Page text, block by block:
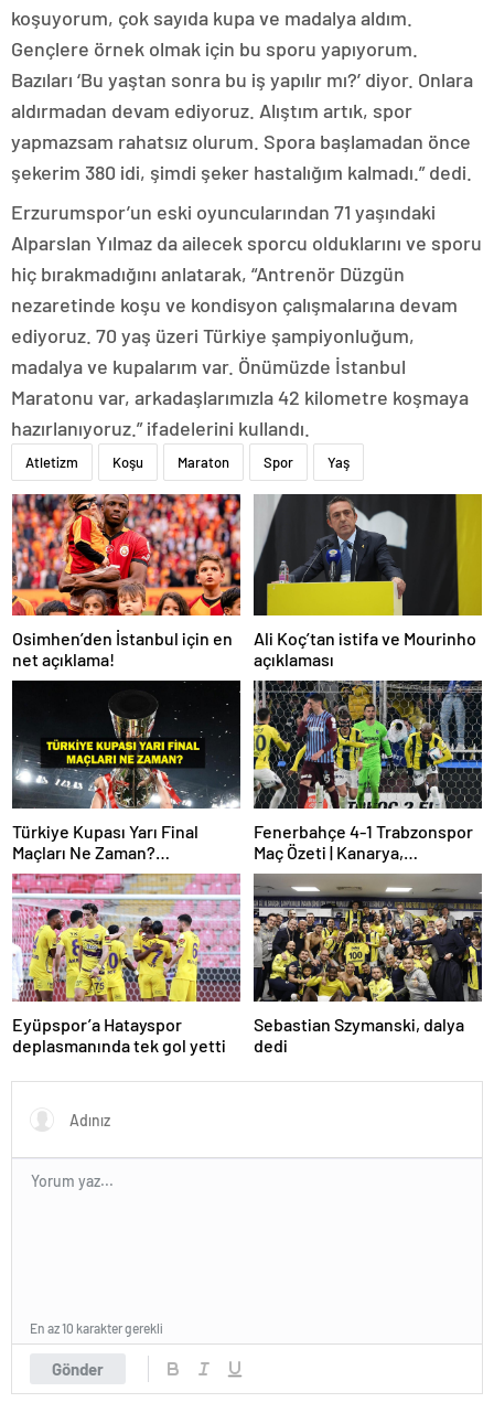
koşuyorum, çok sayıda kupa ve madalya aldım.
Gençlere örnek olmak için bu sporu yapıyorum.
Bazıları ‘Bu yaştan sonra bu iş yapılır mı?’ diyor. Onlara
aldırmadan devam ediyoruz. Alıştım artık, spor
yapmazsam rahatsız olurum. Spora başlamadan önce
şekerim 380 idi, şimdi şeker hastalığım kalmadı.” dedi.
Erzurumspor’un eski oyuncularından 71 yaşındaki
Alparslan Yılmaz da ailecek sporcu olduklarını ve sporu
hiç bırakmadığını anlatarak, “Antrenör Düzgün
nezaretinde koşu ve kondisyon çalışmalarına devam
ediyoruz. 70 yaş üzeri Türkiye şampiyonluğum,
madalya ve kupalarım var. Önümüzde İstanbul
Maratonu var, arkadaşlarımızla 42 kilometre koşmaya
hazırlanıyoruz.” ifadelerini kullandı.
Atletizm Koşu Maraton Spor Yaş
Osimhen’den İstanbul için en
net açıklama!
Ali Koç’tan istifa ve Mourinho
açıklaması
Türkiye Kupası Yarı Final
Maçları Ne Zaman?
Galatasaray’ın Rakibi Kim?
Trabzonspor’un Rakibi Kim?
ZTK Yarı Finalistler Belli Oldu
Fenerbahçe 4-1 Trabzonspor
Maç Özeti | Kanarya,
Galatasaray’la farkı azalttı
Eyüpspor’a Hatayspor
deplasmanında tek gol yetti
Sebastian Szymanski, dalya
dedi
Gönder
En az 10 karakter gerekli